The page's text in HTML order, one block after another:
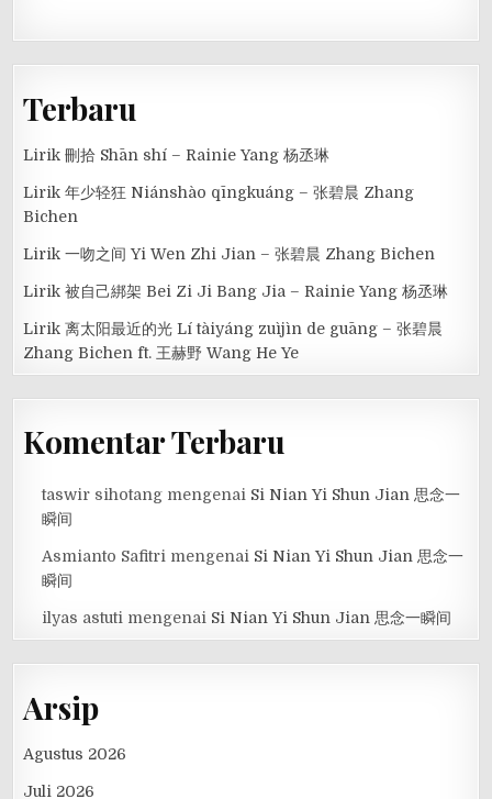
Terbaru
Lirik 刪拾 Shān shí – Rainie Yang 杨丞琳
Lirik 年少轻狂 Niánshào qīngkuáng – 张碧晨 Zhang
Bichen
Lirik 一吻之间 Yi Wen Zhi Jian – 张碧晨 Zhang Bichen
Lirik 被自己綁架 Bei Zi Ji Bang Jia – Rainie Yang 杨丞琳
Lirik 离太阳最近的光 Lí tàiyáng zuìjìn de guāng – 张碧晨
Zhang Bichen ft. 王赫野 Wang He Ye
Komentar Terbaru
taswir sihotang mengenai Si Nian Yi Shun Jian 思念一
瞬间
Asmianto Safitri mengenai Si Nian Yi Shun Jian 思念一
瞬间
ilyas astuti mengenai Si Nian Yi Shun Jian 思念一瞬间
Arsip
Agustus 2026
Juli 2026